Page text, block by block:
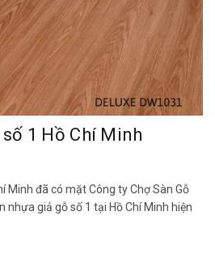
1 Hồ Chí Minh
Minh đã có mặt Công ty Chợ Sàn Gỗ
nhựa giả gỗ số 1 tại Hồ Chí Minh hiện